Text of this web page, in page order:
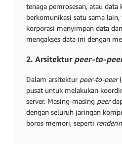
tenaga pemrosesan, atau
berkomunikasi satu sama
korporasi menyimpan data
mengakses data ini dengan
2. Arsitektur peer-to-
Dalam arsitektur peer-to-peer
pusat untuk melakukan
server. Masing-masing peer
dengan seluruh jaringan
boros memori, seperti